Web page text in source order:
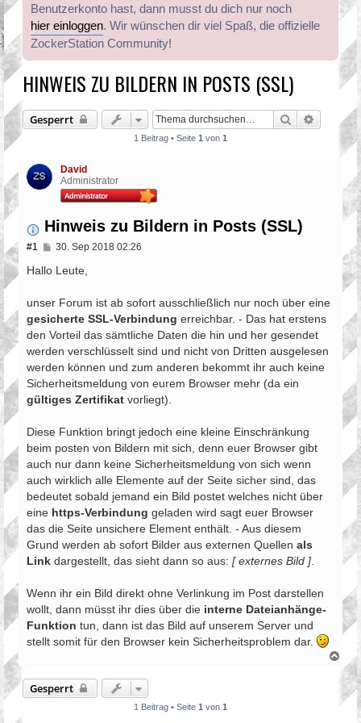
Benutzerkonto hast, dann musst du dich nur noch
hier einloggen. Wir wünschen dir viel Spaß, die offizielle
ZockerStation Community!
HINWEIS ZU BILDERN IN POSTS (SSL)
Gesperrt Suche
1 Beitrag • Seite 1 von 1
David
Administrator
Hinweis zu Bildern in Posts (SSL)
#1
B
a
g
30. Sep 2018 02:26
Hallo Leute,
unser Forum ist ab sofort ausschließlich nur noch über eine
gesicherte SSL-Verbindung erreichbar. - Das hat erstens
den Vorteil das sämtliche Daten die hin und her gesendet
werden verschlüsselt sind und nicht von Dritten ausgelesen
werden können und zum anderen bekommt ihr auch keine
Sicherheitsmeldung von eurem Browser mehr (da ein
gültiges Zertifikat vorliegt).
Diese Funktion bringt jedoch eine kleine Einschränkung
beim posten von Bildern mit sich, denn euer Browser gibt
auch nur dann keine Sicherheitsmeldung von sich wenn
auch wirklich alle Elemente auf der Seite sicher sind, das
bedeutet sobald jemand ein Bild postet welches nicht über
eine https-Verbindung geladen wird sagt euer Browser
das die Seite unsichere Element enthält. - Aus diesem
Grund werden ab sofort Bilder aus externen Quellen als
Link dargestellt, das sieht dann so aus: [ externes Bild ]
Wenn ihr ein Bild direkt ohne Verlinkung im Post darstellen
wollt, dann müsst ihr dies über die interne Dateianhänge-
Funktion tun, dann ist das Bild auf unserem Server und
stellt somit für den Browser kein Sicherheitsproblem dar.
a
c
o
Gesperrt
1 Beitrag • Seite 1 von 1